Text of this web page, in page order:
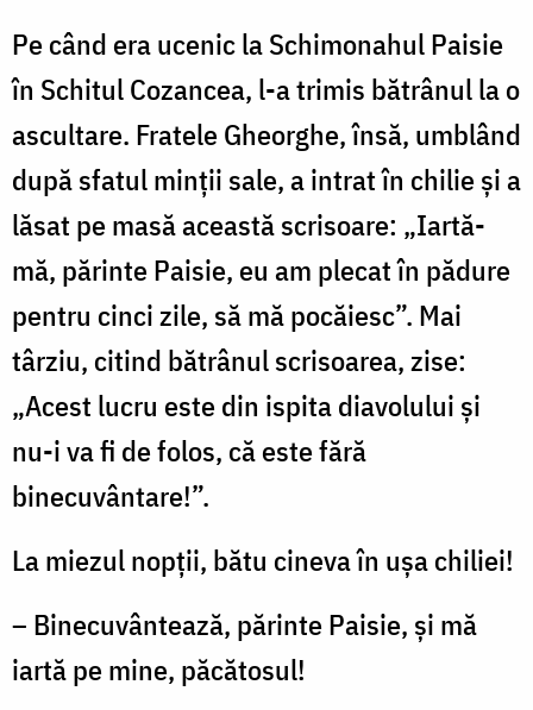
Pe când era ucenic la Schimonahul Paisie
în Schitul Cozancea, l-a trimis bătrânul la o
ascultare. Fratele Gheorghe, însă, umblând
după sfatul minţii sale, a intrat în chilie şi a
lăsat pe masă această scrisoare: „Iartă-
mă, părinte Paisie, eu am plecat în pădure
pentru cinci zile, să mă pocăiesc”. Mai
târziu, citind bătrânul scrisoarea, zise:
„Acest lucru este din ispita diavolului şi
nu-i va fi de folos, că este fără
binecuvântare!”.
La miezul nopţii, bătu cineva în uşa chiliei!
– Binecuvântează, părinte Paisie, şi mă
iartă pe mine, păcătosul!